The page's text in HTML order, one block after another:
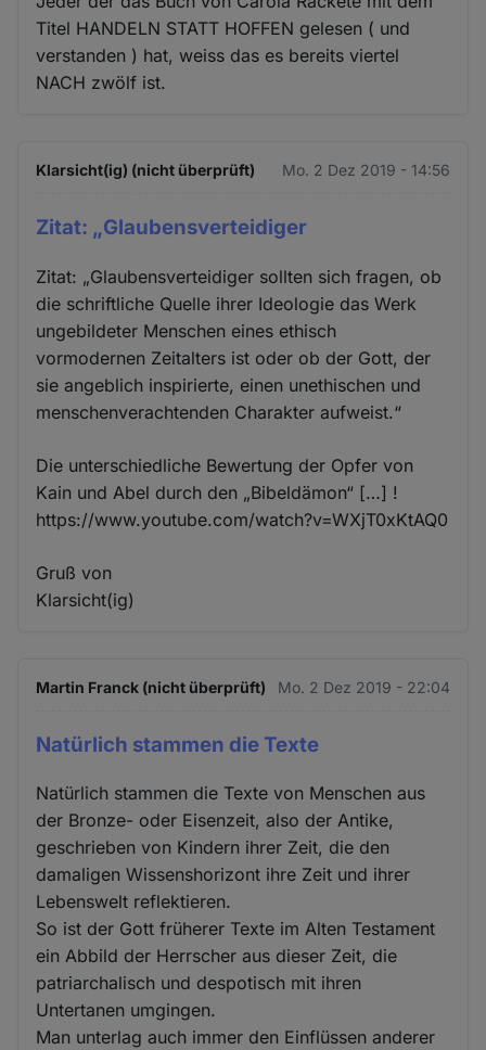
Titel HANDELN STATT HOFFEN gelesen ( und
verstanden ) hat, weiss das es bereits viertel
NACH zwölf ist.
Klarsicht(ig) (nicht überprüft) Mo. 2 Dez 2019 - 14:56
Zitat: „Glaubensverteidiger
Zitat: „Glaubensverteidiger sollten sich fragen, ob
die schriftliche Quelle ihrer Ideologie das Werk
ungebildeter Menschen eines ethisch
vormodernen Zeitalters ist oder ob der Gott, der
sie angeblich inspirierte, einen unethischen und
menschenverachtenden Charakter aufweist.“
Die unterschiedliche Bewertung der Opfer von
Kain und Abel durch den „Bibeldämon“ […] !
https://www.youtube.com/watch?v=WXjT0xKtAQ0
Gruß von
Klarsicht(ig)
Martin Franck (nicht überprüft) Mo. 2 Dez 2019 - 22:04
Natürlich stammen die Texte
Natürlich stammen die Texte von Menschen aus
der Bronze- oder Eisenzeit, also der Antike,
geschrieben von Kindern ihrer Zeit, die den
damaligen Wissenshorizont ihre Zeit und ihrer
Lebenswelt reflektieren.
So ist der Gott früherer Texte im Alten Testament
ein Abbild der Herrscher aus dieser Zeit, die
patriarchalisch und despotisch mit ihren
Untertanen umgingen.
Man unterlag auch immer den Einflüssen anderer